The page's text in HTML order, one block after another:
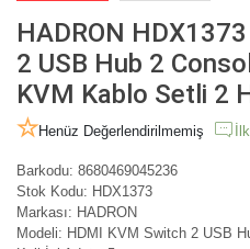
HADRON
2 USB Hub 2
KVM Kablo Setli 2
Henüz Değerlendirilmemiş
Barkodu: 8680469045236
Stok Kodu: HDX1373
Markası: HADRON
Modeli: HDMI KVM Switch 2 USB